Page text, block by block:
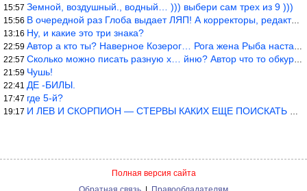
15:57 Земной, воздушный., водный… ))) выбери сам трех из 9 )))
15:56 В очередной раз Глоба выдает ЛЯП! А корректоры, редакторы пропус
13:16 Ну, и какие это три знака?
22:59 Автор а кто ты? Наверное Козерог… Рога жена Рыба наставила ))
22:57 Сколько можно писать разную х… йню? Автор что то обкурился?
21:59 Чушь!
22:41 ДЕ -БИЛЫ.
17:47 где 5-й?
19:17 И ЛЕВ И СКОРПИОН — СТЕРВЫ КАКИХ ЕЩЕ ПОИСКАТЬ НАДО
Полная версия сайта